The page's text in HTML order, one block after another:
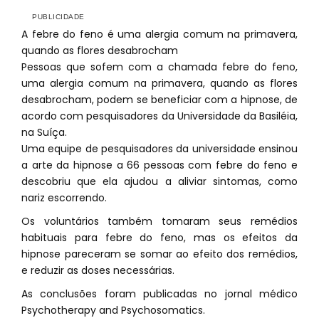
A febre do feno é uma alergia comum na primavera,
quando as flores desabrocham
Pessoas que sofem com a chamada febre do feno,
uma alergia comum na primavera, quando as flores
desabrocham, podem se beneficiar com a hipnose, de
acordo com pesquisadores da Universidade da Basiléia,
na Suíça.
Uma equipe de pesquisadores da universidade ensinou
a arte da hipnose a 66 pessoas com febre do feno e
descobriu que ela ajudou a aliviar sintomas, como
nariz escorrendo.
Os voluntários também tomaram seus remédios
habituais para febre do feno, mas os efeitos da
hipnose pareceram se somar ao efeito dos remédios,
e reduzir as doses necessárias.
As conclusões foram publicadas no jornal médico
Psychotherapy and Psychosomatics.